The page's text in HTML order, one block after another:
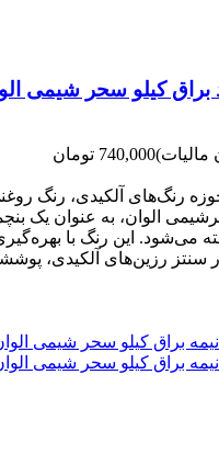
کیلو سحر شیمی
مالیات)740,000 تومان
رنگ‌های آلکیدی، رنگ
الوان، به عنوان یک
می‌شود. این رنگ با
سنتز رزین‌های آلکیدی،